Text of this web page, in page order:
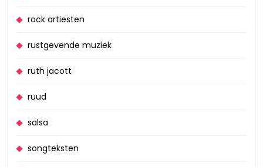
rock artiesten
rustgevende muziek
ruth jacott
ruud
salsa
songteksten